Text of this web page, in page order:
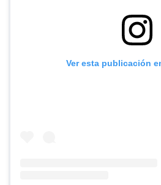
Ver esta publicación